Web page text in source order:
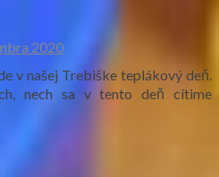
2020
v našej Trebiške teplákový deň.
nech sa v tento deň cítime